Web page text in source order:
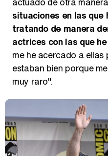
situaciones en las que
tratando de manera
actrices con las que
me he acercado a
estaban bien porque
muy raro".